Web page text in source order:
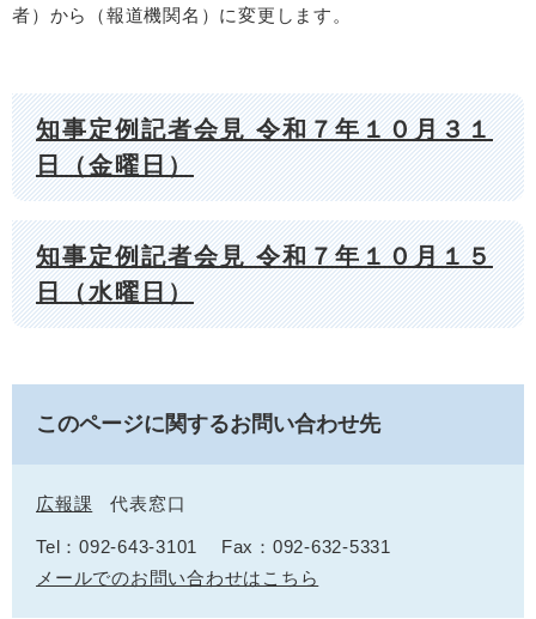
者）から（報道機関名）に変更します。
知事定例記者会見 令和７年１０月３１
日（金曜日）
知事定例記者会見 令和７年１０月１５
日（水曜日）
このページに関するお問い合わせ先
広報課 代表窓口
Tel：092-643-3101
Fax：092-632-5331
メールでのお問い合わせはこちら